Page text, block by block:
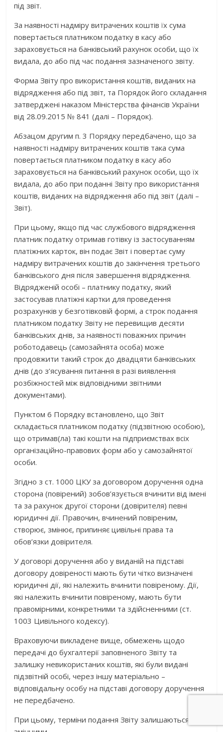
під звіт.
За наявності надміру витрачених коштів їх сума
повертається платником податку в касу або
зараховується на банківський рахунок особи, що їх
видала, до або під час подання зазначеного звіту.
Форма Звіту про використання коштів, виданих на
відрядження або під звіт, та Порядок його складання
затверджені наказом Міністерства фінансів України
від 28.09.2015 № 841 (далі – Порядок).
Абзацом другим п. 3 Порядку передбачено, що за
наявності надміру витрачених коштів така сума
повертається платником податку в касу або
зараховується на банківський рахунок особи, що їх
видала, до або при поданні Звіту про використання
коштів, виданих на відрядження або під звіт (далі –
Звіт).
При цьому, якщо під час службового відрядження
платник податку отримав готівку із застосуванням
платіжних карток, він подає Звіт і повертає суму
надміру витрачених коштів до закінчення третього
банківського дня після завершення відрядження.
Відрядженій особі – платнику податку, який
застосував платіжні картки для проведення
розрахунків у безготівковій формі, а строк подання
платником податку Звіту не перевищив десяти
банківських днів, за наявності поважних причин
роботодавець (самозайнята особа) може
продовжити такий строк до двадцяти банківських
днів (до з’ясування питання в разі виявлення
розбіжностей між відповідними звітними
документами).
Пунктом 6 Порядку встановлено, що Звіт
складається платником податку (підзвітною особою),
що отримав(ла) такі кошти на підприємствах всіх
організаційно-правових форм або у самозайнятої
особи.
Згідно з ст. 1000 ЦКУ за договором доручення одна
сторона (повірений) зобов’язується вчинити від імені
та за рахунок другої сторони (довірителя) певні
юридичні дії. Правочин, вчинений повіреним,
створює, змінює, припиняє цивільні права та
обов’язки довірителя.
У договорі доручення або у виданій на підставі
договору довіреності мають бути чітко визначені
юридичні дії, які належить вчинити повіреному. Дії,
які належить вчинити повіреному, мають бути
правомірними, конкретними та здійсненними (ст.
1003 Цивільного кодексу).
Враховуючи викладене вище, обмежень щодо
передачі до бухгалтерії заповненого Звіту та
залишку невикористаних коштів, які були видані
підзвітній особі, через іншу матеріально –
відповідальну особу на підставі договору доручення
не передбачено.
При цьому, терміни подання Звіту залишаються не